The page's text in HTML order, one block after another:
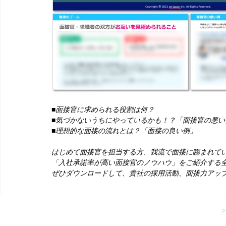
■面接官に求められる役割は何？
■気づかないうちにやっているかも！？「面接官の悪
■理想的な面接の流れとは？「面接の良い例」
はじめて面接官を担当する方、我流で面接に臨まれて
「入社承諾率が高い面接官のノウハウ」をご紹介する
ぜひダウンロードして、貴社の採用活動、面接力アッ